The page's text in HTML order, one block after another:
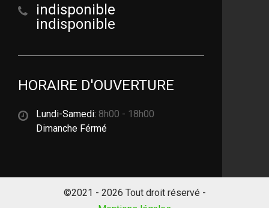
indisponible
indisponible
HORAIRE D'OUVERTURE
Lundi-Samedi: 8h00 - 18h00
Dimanche Férmé
©2021 - 2026 Tout droit réservé -